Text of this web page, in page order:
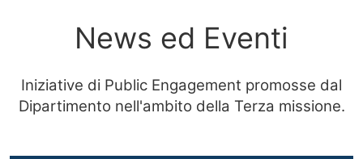
News ed Eventi
Iniziative di Public Engagement promosse dal
Dipartimento nell'ambito della Terza missione.